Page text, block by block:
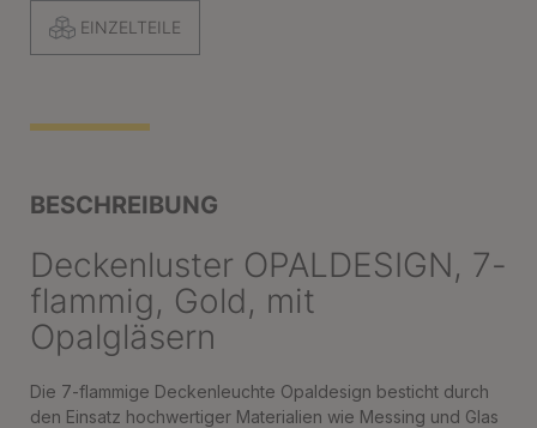
EINZELTEILE
BESCHREIBUNG
Deckenluster OPALDESIGN, 7-
flammig, Gold, mit
Opalgläsern
Die 7-flammige Deckenleuchte Opaldesign besticht durch
den Einsatz hochwertiger Materialien wie Messing und Glas